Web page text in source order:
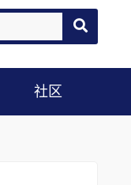
社区